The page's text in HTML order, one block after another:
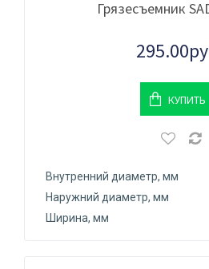
Грязесъемник
КУПИТЬ
Внутренний диаметр, мм
Наружний диаметр, мм
Ширина, мм